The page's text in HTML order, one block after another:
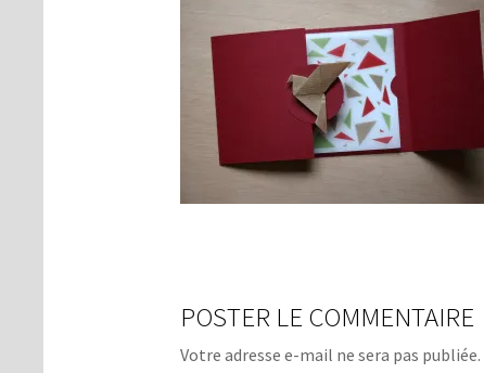
POSTER LE COMMENTAIRE
Votre adresse e-mail ne sera pas publiée.